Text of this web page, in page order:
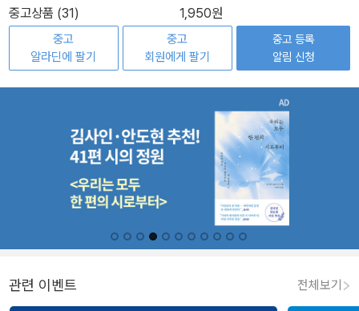
중고상품 (31) 1,950원
중고
알라딘에 팔기
중고
회원에게 팔기
중고 등록
알림 신청
관련 이벤트 전체보기